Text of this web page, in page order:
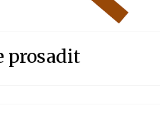
prosadit